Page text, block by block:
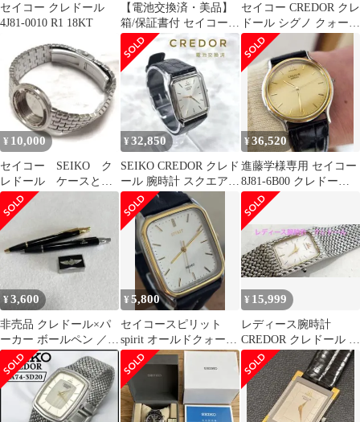
セイコー クレドール
4J81-0010 R1 18KT
【電池交換済・美品】
箱/保証書付 セイコー
クレドール 14K レディ
ース時計
セイコー CREDOR クレ
ドール シグノ クォーツ
GCAZ057 新品電池
¥ 10,000
セイコー SEIKO ク
レドール ケースとベ
ルトのみ 4N70-0040
¥32,850
SEIKO CREDOR クレド
ール 腕時計 スクエア
8J81-5020
¥36,520
進藤学様専用 セイコー
8J81-6B00 クレドール
18KT ベゼル
¥3,600
非売品 クレドール×パ
ーカー ボールペン ／
ブライトリング ピンバ
ッジ セット
¥5,800
セイコースピリット
spirit オールドクォー
ツ コンビカラー 稼働
美品
¥ 15,999
レディース腕時計
CREDOR クレドール 腕
時計 本体